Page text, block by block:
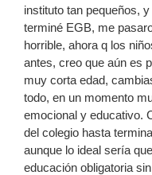
instituto tan pequeños,
terminé EGB, me
horrible, ahora q los
antes, creo que aún es
muy corta edad,
todo, en un momento
emocional y educativo.
del colegio hasta
aunque lo ideal sería
educación obligatoria